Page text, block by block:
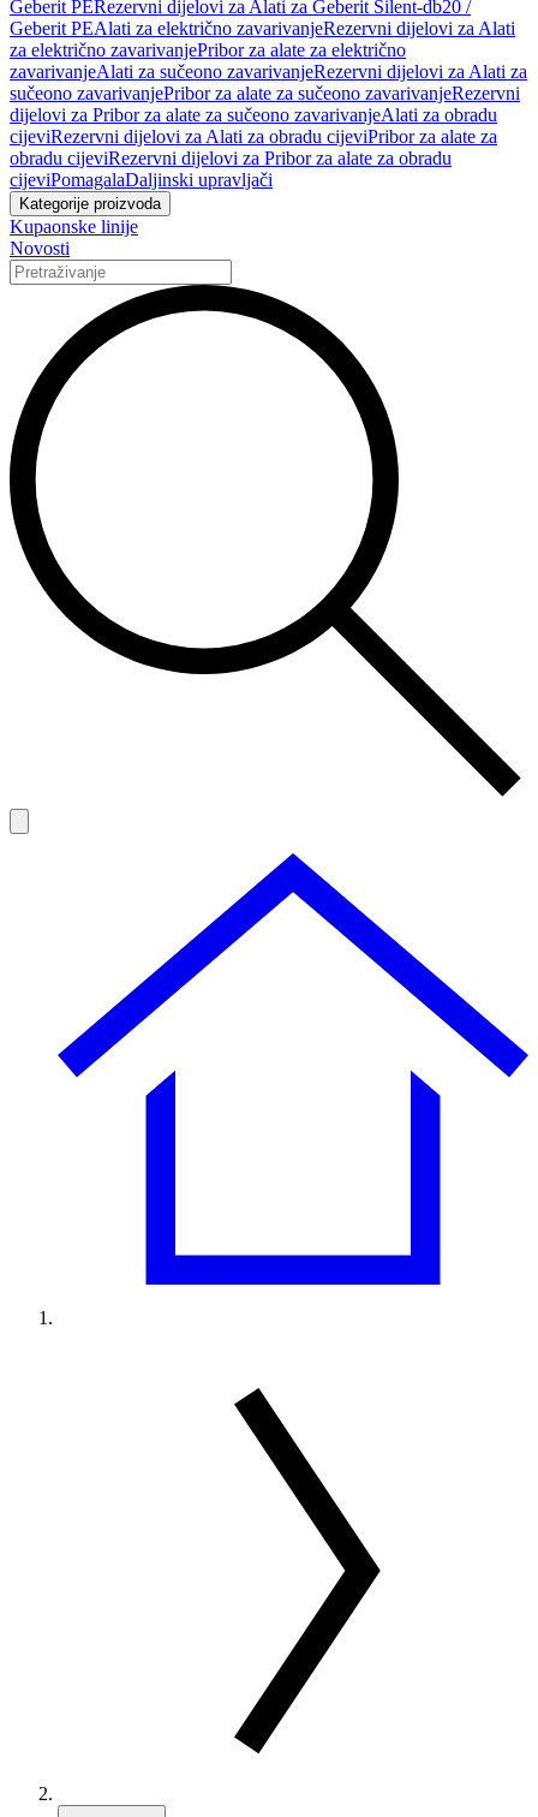
Geberit PERezervni dijelovi za Alati za Geberit Silent-db20 /
Geberit PEAlati za električno zavarivanjeRezervni dijelovi za Alati
za električno zavarivanjePribor za alate za električno
zavarivanjeAlati za sučeono zavarivanjeRezervni dijelovi za Alati za
sučeono zavarivanjePribor za alate za sučeono zavarivanjeRezervni
dijelovi za Pribor za alate za sučeono zavarivanjeAlati za obradu
cijeviRezervni dijelovi za Alati za obradu cijeviPribor za alate za
obradu cijeviRezervni dijelovi za Pribor za alate za obradu
cijeviPomagalaDaljinski upravljači
Kategorije proizvoda
Kupaonske linije
Novosti